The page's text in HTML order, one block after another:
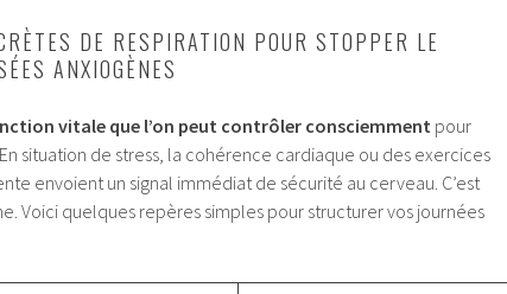
DE RESPIRATION POUR STOPPER LE
ANXIOGÈNES
vitale que l’on peut contrôler consciemment pour
situation de stress, la cohérence cardiaque ou des exercices
envoient un signal immédiat de sécurité au cerveau. C’est
Voici quelques repères simples pour structurer vos journées